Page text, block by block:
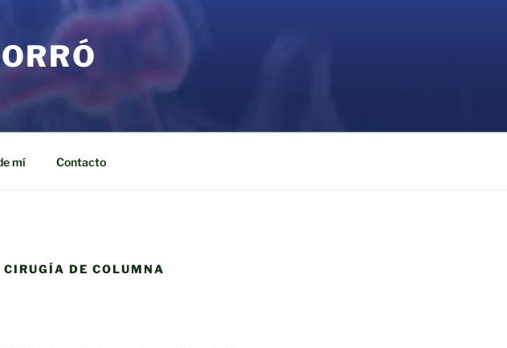
mí Contacto
DE COLUMNA